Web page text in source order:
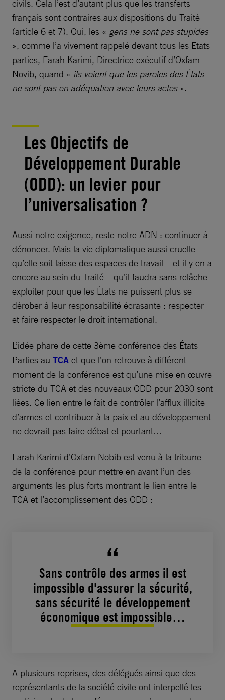
civils. Cela l’est d’autant plus que les transferts
français sont contraires aux dispositions du Traité
(article 6 et 7). Oui, les « gens ne sont pas stupides
», comme l’a vivement rappelé devant tous les Etats
parties, Farah Karimi, Directrice exécutif d’Oxfam
Novib, quand « ils voient que les paroles des États
ne sont pas en adéquation avec leurs actes».
Les Objectifs de
Développement Durable
(ODD): un levier pour
l’universalisation ?
Aussi notre exigence, reste notre ADN : continuer à
dénoncer. Mais la vie diplomatique aussi cruelle
qu’elle soit laisse des espaces de travail – et il y en a
encore au sein du Traité – qu’il faudra sans relâche
exploiter pour que les États ne puissent plus se
dérober à leur responsabilité écrasante : respecter
et faire respecter le droit international.
L’idée phare de cette 3ème conférence des États
Parties au TCA et que l’on retrouve à différent
moment de la conférence est qu’une mise en œuvre
stricte du TCA et des nouveaux ODD pour 2030 sont
liées. Ce lien entre le fait de contrôler l’afflux illicite
d’armes et contribuer à la paix et au développement
ne devrait pas faire débat et pourtant…
Farah Karimi d’Oxfam Nobib est venu à la tribune
de la conférence pour mettre en avant l’un des
arguments les plus forts montrant le lien entre le
TCA et l’accomplissement des ODD :
Sans contrôle des armes il est
impossible d'assurer la sécurité,
sans sécurité le développement
économique est impossible…
A plusieurs reprises, des délégués ainsi que des
représentants de la société civile ont interpellé les